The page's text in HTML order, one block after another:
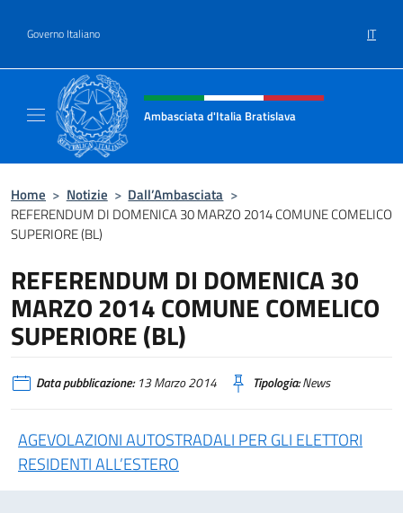
Governo Italiano IT
Intestazione sito, social e menù
Ambasciata d'Italia Bratislava
Home > Notizie > Dall’Ambasciata >
REFERENDUM DI DOMENICA 30 MARZO 2014 COMUNE COMELICO
SUPERIORE (BL)
REFERENDUM DI DOMENICA 30
MARZO 2014 COMUNE COMELICO
SUPERIORE (BL)
Data pubblicazione:13 Marzo 2014 Tipologia:News
AGEVOLAZIONI AUTOSTRADALI PER GLI ELETTORI
RESIDENTI ALL’ESTERO